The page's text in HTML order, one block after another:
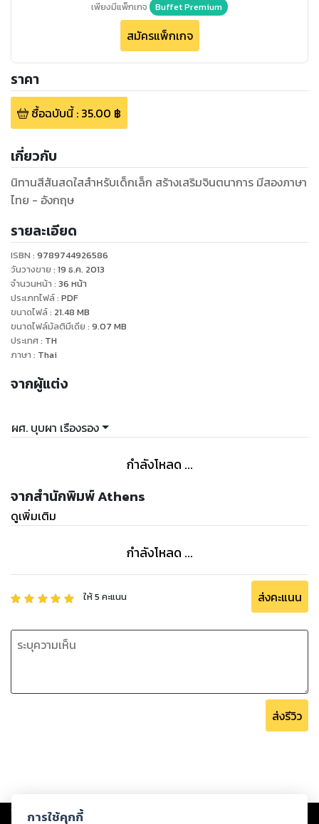
เพียงมีแพ็กเกจ Buffet Premium
สมัครแพ็กเกจ
ราคา
ซื้อฉบับนี้: 35.00 ฿
เกี่ยวกับ
นิทานสีสันสดใสสำหรับเด็กเล็ก สร้างเสริมจินตนาการ มีสองภาษา
ไทย - อังกฤษ
รายละเอียด
ISBN : 9789744926586
วันวางขาย : 19 ธ.ค. 2013
จำนวนหน้า : 36 หน้า
ประเภทไฟล์: PDF
ขนาดไฟล์: 21.48 MB
ขนาดไฟล์มัลติมีเดีย : 9.07 MB
ประเทศ: TH
ภาษา : Thai
จากผู้แต่ง
ผศ. บุบผา เรืองรอง
กำลังโหลด ...
จากสำนักพิมพ์ Athens
ดูเพิ่มเติม
กำลังโหลด ...
ให้5 คะแนน ส่งคะแนน
ส่งรีวิว
Copyright © 2026
การใช้คุกกี้